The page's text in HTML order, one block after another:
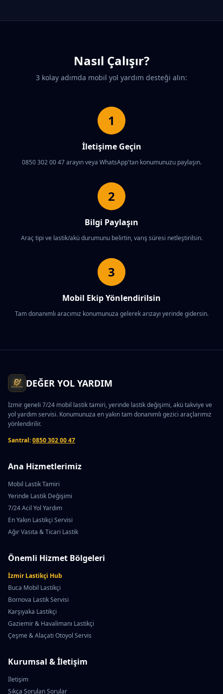
Nasıl Çalışır?
3 kolay adımda mobil yol yardım desteği alın:
1
İletişime Geçin
0850 302 00 47 arayın veya WhatsApp'tan konumunuzu paylaşın.
2
Bilgi Paylaşın
Araç tipi ve lastik/akü durumunu belirtin, varış süresi netleştirilsin.
3
Mobil Ekip Yönlendirilsin
Tam donanımlı aracımız konumunuza gelerek arızayı yerinde gidersin.
DEĞER YOL YARDIM
İzmir geneli 7/24 mobil lastik tamiri, yerinde lastik değişimi, akü takviye ve
yol yardım servisi. Konumunuza en yakın tam donanımlı gezici araçlarımız
yönlendirilir.
Santral:0850 302 00 47
Ana Hizmetlerimiz
Mobil Lastik Tamiri
Yerinde Lastik Değişimi
7/24 Acil Yol Yardım
En Yakın Lastikçi Servisi
Ağır Vasıta & Ticari Lastik
Önemli Hizmet Bölgeleri
İzmir Lastikçi Hub
Buca Mobil Lastikçi
Bornova Lastik Servisi
Karşıyaka Lastikçi
Gaziemir & Havalimanı Lastikçi
Çeşme & Alaçatı Otoyol Servis
Kurumsal & İletişim
İletişim
Sıkça Sorulan Sorular